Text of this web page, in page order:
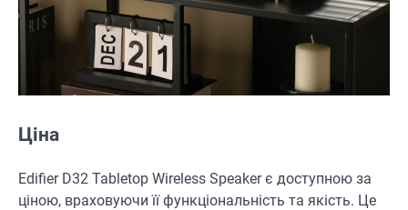
Ціна
Edifier D32 Tabletop Wireless Speaker є доступною за
ціною, враховуючи її функціональність та якість. Це